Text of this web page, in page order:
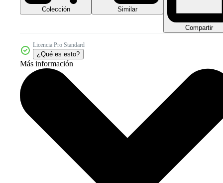
Colección Similar
Compartir
Licencia Pro Standard
¿Qué es esto?
Más información